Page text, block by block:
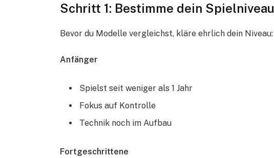
Schritt 1: Bestimme dein Spielniveau
Bevor du Modelle vergleichst, kläre ehrlich dein Niveau:
Anfänger
Spielst seit weniger als 1 Jahr
Fokus auf Kontrolle
Technik noch im Aufbau
Fortgeschrittene